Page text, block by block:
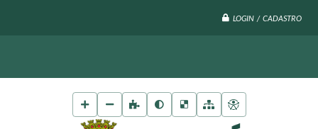
LOGIN / CADASTRO